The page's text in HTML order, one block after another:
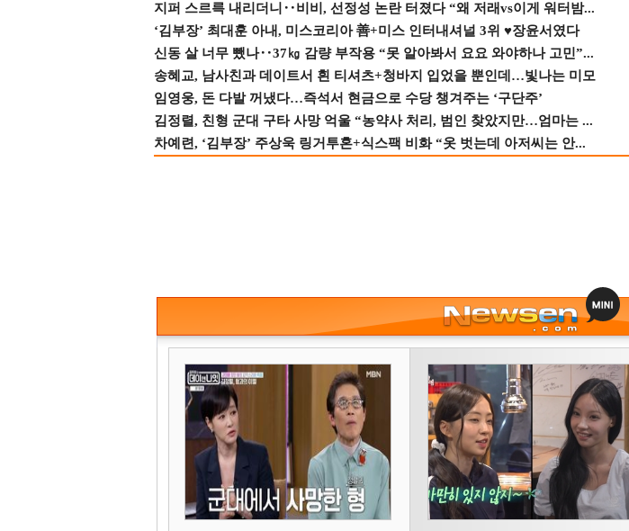
지퍼 스르륵 내리더니‥비비, 선정성 논란 터졌다 “왜 저래vs이게 워터밤...
‘김부장’ 최대훈 아내, 미스코리아 善+미스 인터내셔널 3위 ♥장윤서였다
신동 살 너무 뺐나‥37㎏ 감량 부작용 “못 알아봐서 요요 와야하나 고민”...
송혜교, 남사친과 데이트서 흰 티셔츠+청바지 입었을 뿐인데…빛나는 미모
임영웅, 돈 다발 꺼냈다…즉석서 현금으로 수당 챙겨주는 ‘구단주’
김정렬, 친형 군대 구타 사망 억울 “농약사 처리, 범인 찾았지만…엄마는 ...
차예련, ‘김부장’ 주상욱 링거투혼+식스팩 비화 “옷 벗는데 아저씨는 안...